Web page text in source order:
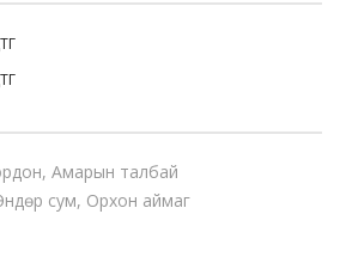
Амарын талбай
сум, Орхон аймаг